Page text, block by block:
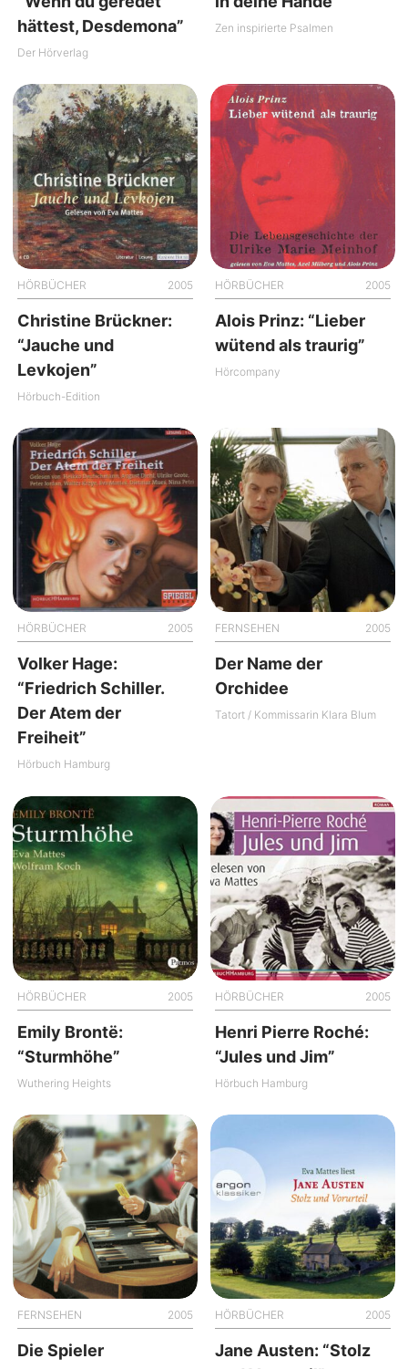
hättest, Desdemona”
Der Hörverlag
Zen inspirierte Psalmen
HÖRBÜCHER 2005
Christine Brückner:
“Jauche und
Levkojen”
Hörbuch-Edition
HÖRBÜCHER 2005
Alois Prinz: “Lieber
wütend als traurig”
Hörcompany
HÖRBÜCHER 2005
Volker Hage:
“Friedrich Schiller.
Der Atem der
Freiheit”
Hörbuch Hamburg
FERNSEHEN 2005
Der Name der
Orchidee
Tatort / Kommissarin Klara Blum
HÖRBÜCHER 2005
Emily Brontë:
“Sturmhöhe”
Wuthering Heights
HÖRBÜCHER 2005
Henri Pierre Roché:
“Jules und Jim”
Hörbuch Hamburg
FERNSEHEN 2005
Die Spieler
HÖRBÜCHER 2005
Jane Austen: “Stolz